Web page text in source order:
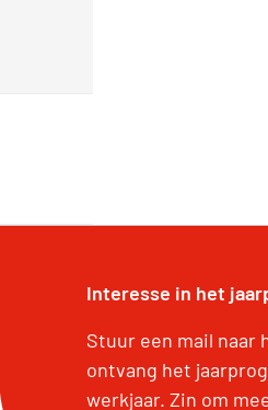
Interesse in het
Stuur een mail naar
ontvang het
werkjaar. Zin om